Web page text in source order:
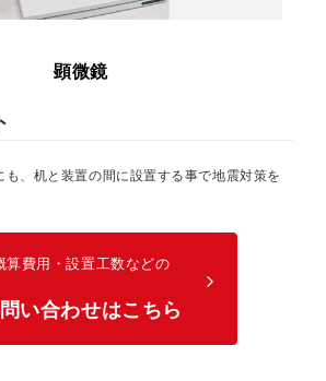
顕微鏡
も、机と装置の間に設置する事で地震対策を
算費用・設置工数などの
い合わせはこちら
arrow_forward_ios